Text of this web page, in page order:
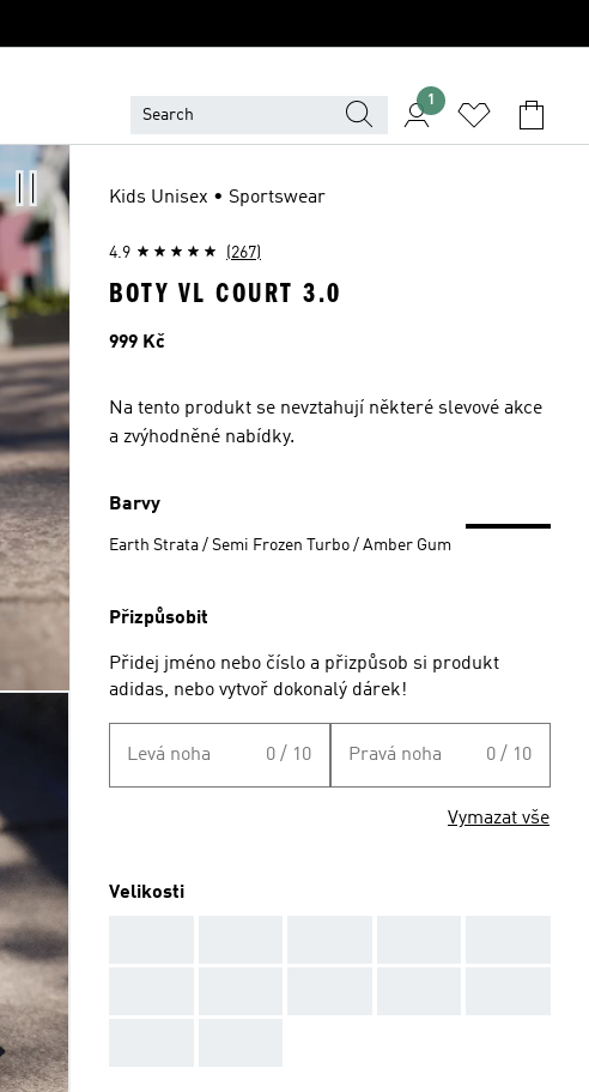
1
Kids Unisex • Sportswear
4.9 (267)
BOTY VL COURT 3.0
Cena
999 Kč
Na tento produkt se nevztahují některé slevové akce
a zvýhodněné nabídky.
Barvy
Earth Strata / Semi Frozen Turbo / Amber Gum
Přizpůsobit
Přidej jméno nebo číslo a přizpůsob si produkt
adidas, nebo vytvoř dokonalý dárek!
Levá noha 0 / 10 Pravá noha 0 / 10
Vymazat vše
Velikosti